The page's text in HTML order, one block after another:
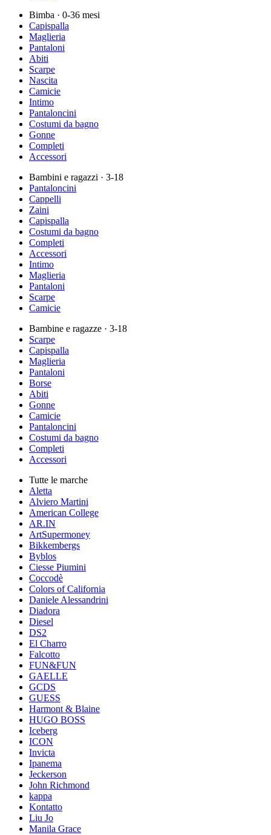
Bimba · 0-36 mesi
Capispalla
Maglieria
Pantaloni
Abiti
Scarpe
Nascita
Camicie
Intimo
Pantaloncini
Costumi da bagno
Gonne
Completi
Accessori
Bambini e ragazzi · 3-18
Pantaloncini
Cappelli
Zaini
Capispalla
Costumi da bagno
Completi
Accessori
Intimo
Maglieria
Pantaloni
Scarpe
Camicie
Bambine e ragazze · 3-18
Scarpe
Capispalla
Maglieria
Pantaloni
Borse
Abiti
Gonne
Camicie
Pantaloncini
Costumi da bagno
Completi
Accessori
Tutte le marche
Aletta
Alviero Martini
American College
AR.IN
ArtSupermoney
Bikkembergs
Byblos
Ciesse Piumini
Coccodè
Colors of California
Daniele Alessandrini
Diadora
Diesel
DS2
El Charro
Falcotto
FUN&FUN
GAELLE
GCDS
GUESS
Harmont & Blaine
HUGO BOSS
Iceberg
ICON
Invicta
Ipanema
Jeckerson
John Richmond
kappa
Kontatto
Liu Jo
Manila Grace